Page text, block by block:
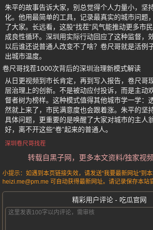
朱平的故事告诉大家，别总觉得个人力量小，坚
化。他用最简单的工具，记录最真实的城市问题
了大家。长远看，这股“找茬”风气能推动更多市
成良性循环。深圳用实际行动回应了这种监督，
以后谁还说普通人改变不了啥？卷尺哥就是活例
出城市温度。
卷尺哥找茬1000次背后的深圳治理新模式解读
从日更视频到市长肯定，再到写入报告，卷尺哥
层治理上的创新。不是被动应付投诉，而是主动
督者树为榜样。这种模式值得其他城市学一学：
然就上来了，市民满意度也会跟着涨。朱平的坚
具体问题，更重要的是唤醒了大家对城市的主人
好，离不开这些“卷”起来的普通人。
深圳卷尺哥找茬
转载自黑子网，更多本文资料/独家视
小提示：如遇到本页链接失效，请发送“我要最新网址”到
heizi.me@pm.me 可自动获得最新网址。请记录保存本站
精彩用户评论 - 吃瓜官网